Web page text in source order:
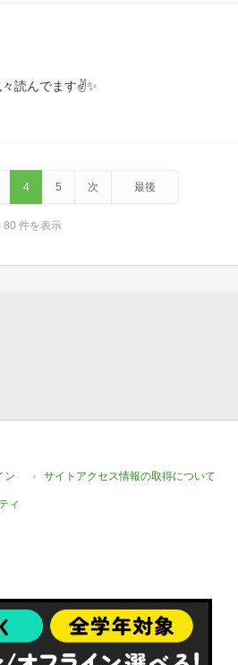
読んでます✌️✨
4 5 次 最後
件を表示
ン サイトアクセス情報の取得について
ィ